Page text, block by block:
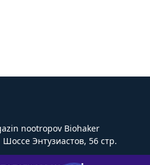
nootropov Biohaker
Энтузиастов, 56 стр.